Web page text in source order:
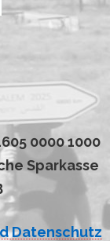
0000 1000
Sparkasse
Datenschutz